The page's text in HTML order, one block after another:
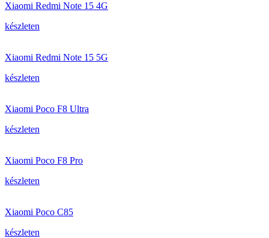
Xiaomi Redmi Note 15 4G
készleten
Xiaomi Redmi Note 15 5G
készleten
Xiaomi Poco F8 Ultra
készleten
Xiaomi Poco F8 Pro
készleten
Xiaomi Poco C85
készleten